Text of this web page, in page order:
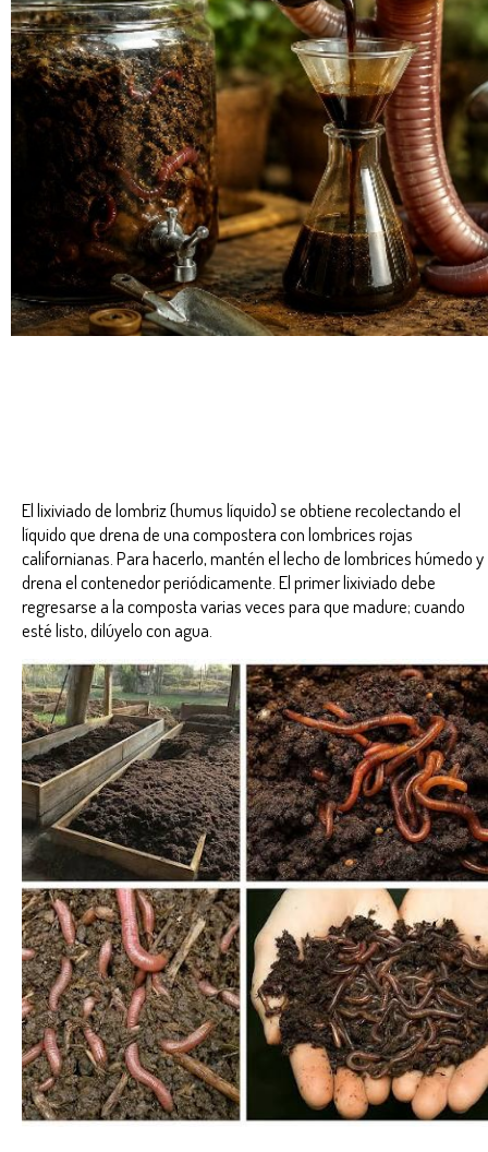
El lixiviado de lombriz (humus líquido) se obtiene recolectando el
líquido que drena de una compostera con lombrices rojas
californianas. Para hacerlo, mantén el lecho de lombrices húmedo y
drena el contenedor periódicamente. El primer lixiviado debe
regresarse a la composta varias veces para que madure; cuando
esté listo, dilúyelo con agua.